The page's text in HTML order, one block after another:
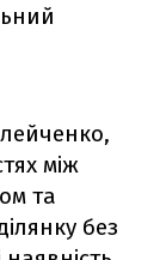
між
та
без